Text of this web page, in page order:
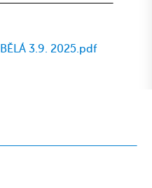
3.9. 2025.pdf